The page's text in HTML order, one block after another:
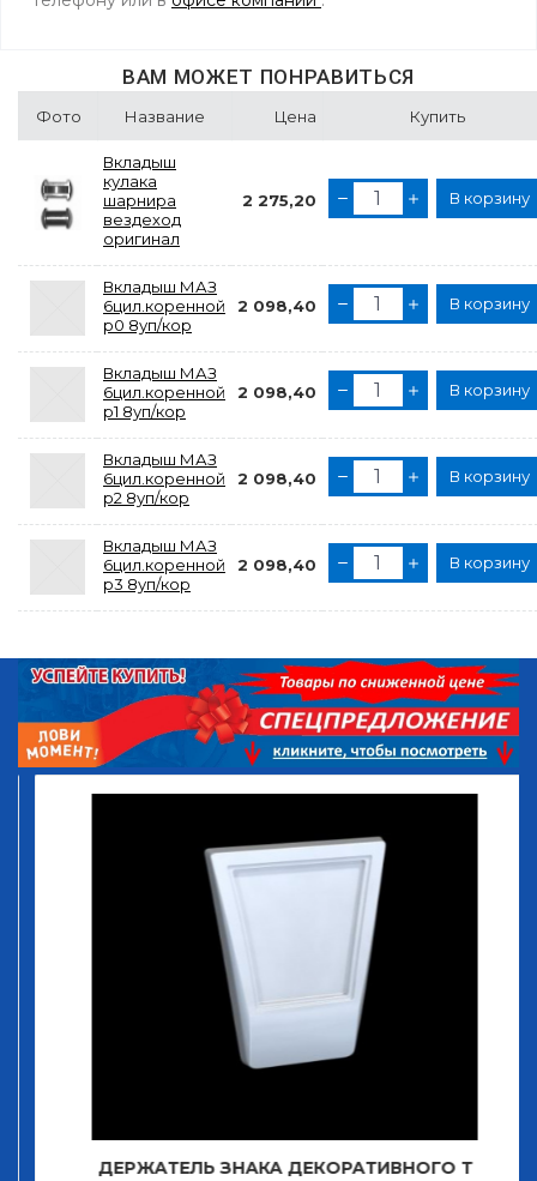
ВАМ МОЖЕТ ПОНРАВИТЬСЯ
Фото Название Цена Купить
Вкладыш
кулака
шарнира
вездеход
оригинал
2 275,20 В корзину
Вкладыш МАЗ
6цил.коренной
р0 8уп/кор
2 098,40 В корзину
Вкладыш МАЗ
6цил.коренной
р1 8уп/кор
2 098,40 В корзину
Вкладыш МАЗ
6цил.коренной
р2 8уп/кор
2 098,40 В корзину
Вкладыш МАЗ
6цил.коренной
р3 8уп/кор
2 098,40 В корзину
ДЕРЖАТЕЛЬ ЗНАКА ДЕКОРАТИВНОГО Т